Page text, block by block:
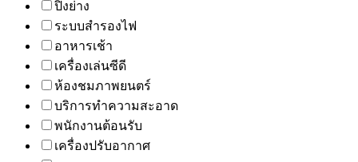
ปิ้งย่าง
ระบบสำรองไฟ
อาหารเช้า
เครื่องเล่นซีดี
ห้องชมภาพยนตร์
บริการทำความสะอาด
พนักงานต้อนรับ
เครื่องปรับอากาศ